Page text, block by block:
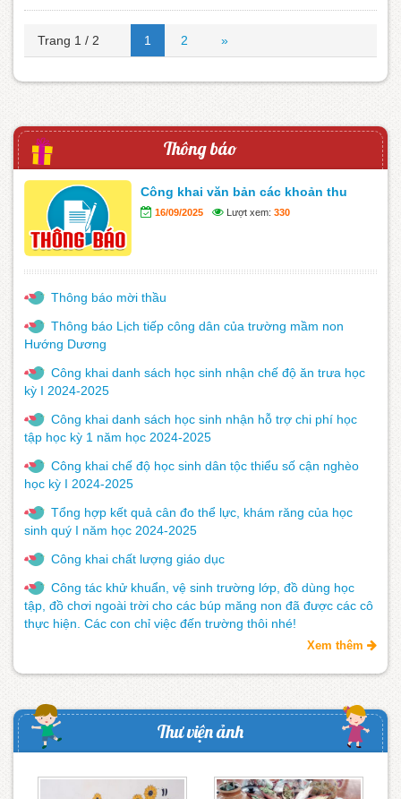
Trang 1 / 2 1 2 »
Thông báo
Công khai văn bản các khoản thu
16/09/2025 Lượt xem: 330
Thông báo mời thầu
Thông báo Lịch tiếp công dân của trường mầm non
Hướng Dương
Công khai danh sách học sinh nhận chế độ ăn trưa học
kỳ I 2024-2025
Công khai danh sách học sinh nhận hỗ trợ chi phí học
tập học kỳ 1 năm học 2024-2025
Công khai chế độ học sinh dân tộc thiểu số cận nghèo
học kỳ I 2024-2025
Tổng hợp kết quả cân đo thể lực, khám răng của học
sinh quý I năm học 2024-2025
Công khai chất lượng giáo dục
Công tác khử khuẩn, vệ sinh trường lớp, đồ dùng học
tập, đồ chơi ngoài trời cho các búp măng non đã được các cô
thực hiện. Các con chỉ việc đến trường thôi nhé!
Xem thêm
Thư viện ảnh